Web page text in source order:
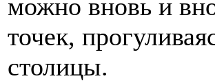
можно вновь и
точек,
столицы.